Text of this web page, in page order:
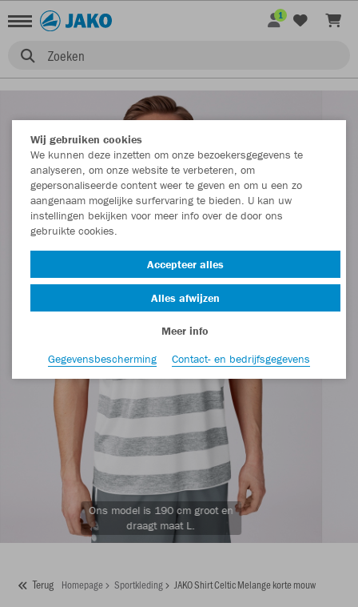
Zoeken
1
Ons model is 190 cm groot en
draagt maat L.
Terug Homepage Sportkleding JAKO Shirt Celtic Melange korte mouw
Wij gebruiken cookies
We kunnen deze inzetten om onze bezoekersgegevens te
analyseren, om onze website te verbeteren, om
gepersonaliseerde content weer te geven en om u een zo
aangenaam mogelijke surfervaring te bieden. U kan uw
instellingen bekijken voor meer info over de door ons
gebruikte cookies.
Accepteer alles
Alles afwijzen
Meer info
Gegevensbescherming
Contact- en bedrijfsgegevens